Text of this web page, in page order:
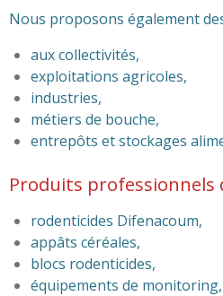
Nous proposons également
aux collectivités,
exploitations agricoles,
industries,
métiers de bouche,
entrepôts et stockages
Produits professionnels
rodenticides Difenacoum,
appâts céréales,
blocs rodenticides,
équipements de monitoring,